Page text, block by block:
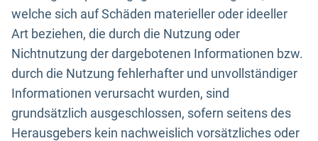
welche sich auf Schäden materieller oder ideeller
Art beziehen, die durch die Nutzung oder
Nichtnutzung der dargebotenen Informationen bzw.
durch die Nutzung fehlerhafter und unvollständiger
Informationen verursacht wurden, sind
grundsätzlich ausgeschlossen, sofern seitens des
Herausgebers kein nachweislich vorsätzliches oder